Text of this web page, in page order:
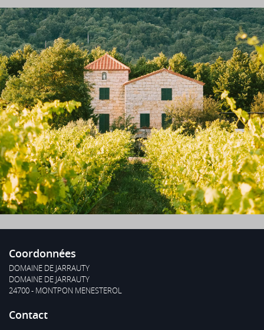
Coordonnées
DOMAINE DE JARRAUTY
DOMAINE DE JARRAUTY
24700 - MONTPON MENESTEROL
Contact